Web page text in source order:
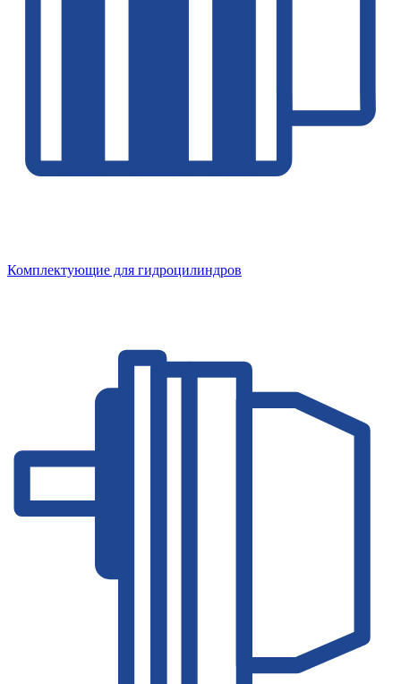
Комплектующие для гидроцилиндров